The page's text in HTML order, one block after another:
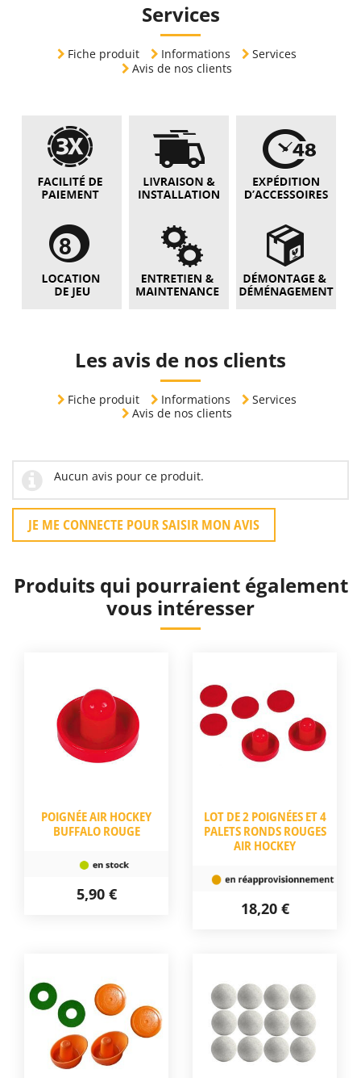
Services
Fiche produit Informations
Services
Avis de nos clients
Les avis de nos clients
Fiche produit Informations
Services
Avis de nos clients
Aucun avis pour ce produit.
JE ME CONNECTE POUR SAISIR MON AVIS
Produits qui pourraient également
vous intéresser
POIGNÉE AIR HOCKEY
BUFFALO ROUGE
5,90 €
LOT DE 2 POIGNÉES ET 4
PALETS RONDS ROUGES
AIR HOCKEY
18,20 €